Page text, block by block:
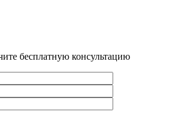
бесплатную консультацию